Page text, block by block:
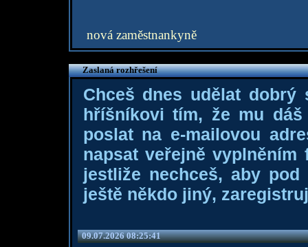
nová zaměstnankyně
Zaslaná rozhřešení
Chceš dnes udělat dobrý
hříšníkovi tím, že mu
poslat na e-mailovou
napsat veřejně
jestliže nechceš, aby
ještě někdo jiný,
09.07.2026 08:25:41